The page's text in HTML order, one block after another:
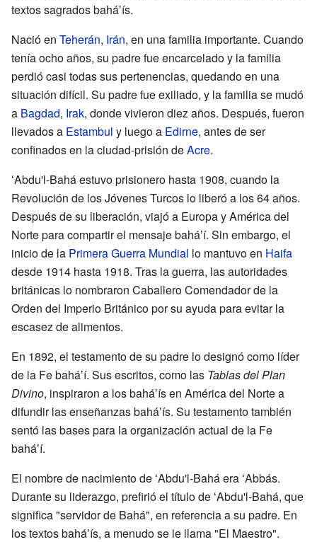
textos sagrados baháʼís.
Nació en Teherán, Irán, en una familia importante. Cuando
tenía ocho años, su padre fue encarcelado y la familia
perdió casi todas sus pertenencias, quedando en una
situación difícil. Su padre fue exiliado, y la familia se mudó
a Bagdad, Irak, donde vivieron diez años. Después, fueron
llevados a Estambul y luego a Edirne, antes de ser
confinados en la ciudad-prisión deAcre.
ʻAbdu'l-Bahá estuvo prisionero hasta 1908, cuando la
Revolución de los Jóvenes Turcos lo liberó a los 64 años.
Después de su liberación, viajó a Europa y América del
Norte para compartir el mensaje baháʼí. Sin embargo, el
inicio de la Primera Guerra Mundial lo mantuvo en Haifa
desde 1914 hasta 1918. Tras la guerra, las autoridades
británicas lo nombraron Caballero Comendador de la
Orden del Imperio Británico por su ayuda para evitar la
escasez de alimentos.
En 1892, el testamento de su padre lo designó como líder
de la Fe baháʼí. Sus escritos, como las Tablas del Plan
Divino, inspiraron a los baháʼís en América del Norte a
difundir las enseñanzas baháʼís. Su testamento también
sentó las bases para la organización actual de la Fe
baháʼí.
El nombre de nacimiento de ʻAbdu'l-Bahá era ʻAbbás.
Durante su liderazgo, prefirió el título de ʻAbdu'l-Bahá, que
significa "servidor de Bahá", en referencia a su padre. En
los textos baháʼís, a menudo se le llama "El Maestro".